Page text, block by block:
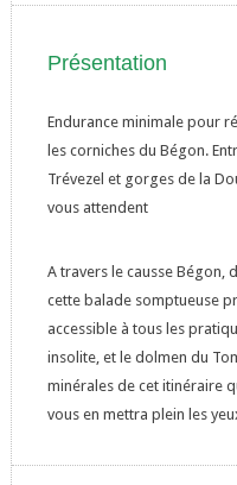
Présentation
Endurance minimale pour
les corniches du Bégon.
Trévezel et gorges de la
vous attendent
A travers le causse Bégon,
cette balade somptueuse
accessible à tous les
insolite, et le dolmen du
minérales de cet itinéraire
vous en mettra plein les